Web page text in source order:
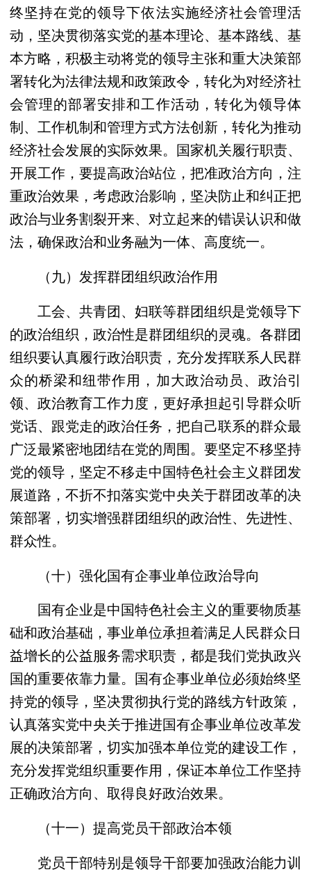
终坚持在党的领导下依法实施经济社会管理活
动，坚决贯彻落实党的基本理论、基本路线、基
本方略，积极主动将党的领导主张和重大决策部
署转化为法律法规和政策政令，转化为对经济社
会管理的部署安排和工作活动，转化为领导体
制、工作机制和管理方式方法创新，转化为推动
经济社会发展的实际效果。国家机关履行职责、
开展工作，要提高政治站位，把准政治方向，注
重政治效果，考虑政治影响，坚决防止和纠正把
政治与业务割裂开来、对立起来的错误认识和做
法，确保政治和业务融为一体、高度统一。
（九）发挥群团组织政治作用
工会、共青团、妇联等群团组织是党领导下
的政治组织，政治性是群团组织的灵魂。各群团
组织要认真履行政治职责，充分发挥联系人民群
众的桥梁和纽带作用，加大政治动员、政治引
领、政治教育工作力度，更好承担起引导群众听
党话、跟党走的政治任务，把自己联系的群众最
广泛最紧密地团结在党的周围。要坚定不移坚持
党的领导，坚定不移走中国特色社会主义群团发
展道路，不折不扣落实党中央关于群团改革的决
策部署，切实增强群团组织的政治性、先进性、
群众性。
（十）强化国有企事业单位政治导向
国有企业是中国特色社会主义的重要物质基
础和政治基础，事业单位承担着满足人民群众日
益增长的公益服务需求职责，都是我们党执政兴
国的重要依靠力量。国有企事业单位必须始终坚
持党的领导，坚决贯彻执行党的路线方针政策，
认真落实党中央关于推进国有企事业单位改革发
展的决策部署，切实加强本单位党的建设工作，
充分发挥党组织重要作用，保证本单位工作坚持
正确政治方向、取得良好政治效果。
（十一）提高党员干部政治本领
党员干部特别是领导干部要加强政治能力训